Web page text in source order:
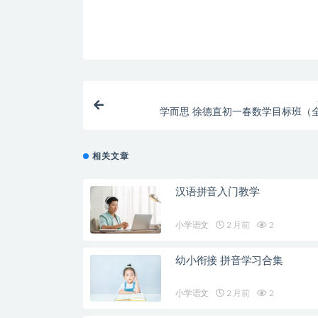
学而思 徐德直初一春数学目标班（
相关文章
汉语拼音入门教学
小学语文 2 月前 2
幼小衔接 拼音学习合集
小学语文 2 月前 2